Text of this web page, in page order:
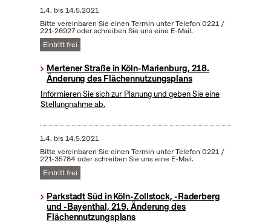
1.4. bis14.5.2021
Bitte vereinbaren Sie einen Termin unter Telefon 0221 /
221-26927 oder schreiben Sie uns eine E-Mail.
Eintritt frei
Mertener Straße in Köln-Marienburg, 218.
Änderung des Flächennutzungsplans
Informieren Sie sich zur Planung und geben Sie eine
Stellungnahme ab.
1.4. bis14.5.2021
Bitte vereinbaren Sie einen Termin unter Telefon 0221 /
221-35784 oder schreiben Sie uns eine E-Mail.
Eintritt frei
Parkstadt Süd in Köln-Zollstock, -Raderberg
und -Bayenthal, 219. Änderung des
Flächennutzungsplans